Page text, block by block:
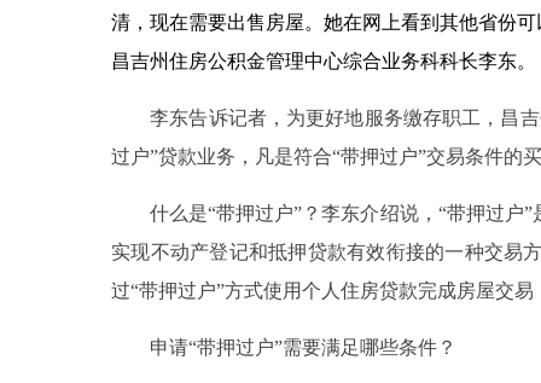
清，现在需要出售房屋。她在网上看到其他省份
昌吉州住房公积金管理中心综合业务科科长李东。
李东告诉记者，为更好地服务缴存职工，昌吉
过户”贷款业务，凡是符合“带押过户”交易条件的
什么是“带押过户”？李东介绍说，“带押过户”
实现不动产登记和抵押贷款有效衔接的一种交易
过“带押过户”方式使用个人住房贷款完成房屋交
申请“带押过户”需要满足哪些条件？